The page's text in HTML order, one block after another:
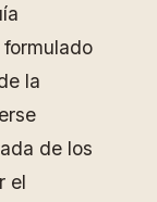
la
de los
el